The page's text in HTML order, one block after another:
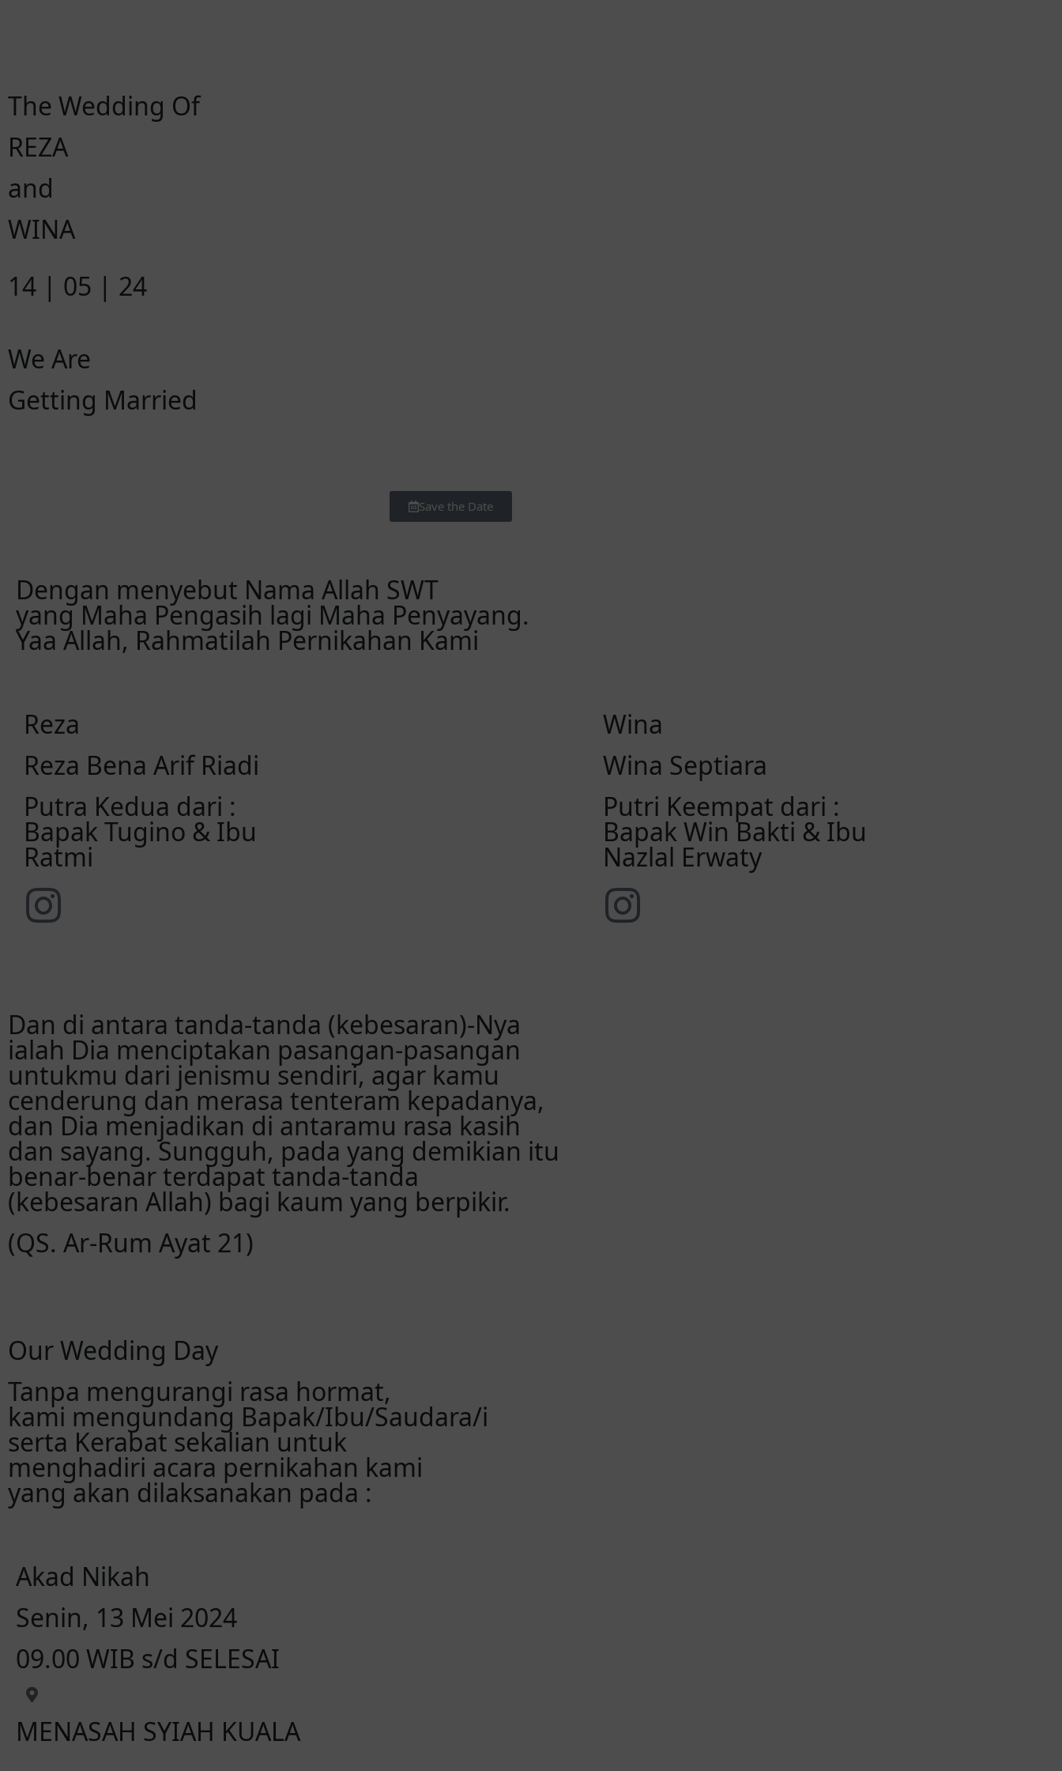
The Wedding Of
REZA
and
WINA
14 | 05 | 24
We Are
Getting Married
Save the Date
Dengan menyebut Nama Allah SWT
yang Maha Pengasih lagi Maha Penyayang.
Yaa Allah, Rahmatilah Pernikahan Kami
Reza
Reza Bena Arif Riadi
Putra Kedua dari :
Bapak Tugino & Ibu
Ratmi
Wina
Wina Septiara
Putri Keempat dari :
Bapak Win Bakti & Ibu
Nazlal Erwaty
Dan di antara tanda-tanda (kebesaran)-Nya
ialah Dia menciptakan pasangan-pasangan
untukmu dari jenismu sendiri, agar kamu
cenderung dan merasa tenteram kepadanya,
dan Dia menjadikan di antaramu rasa kasih
dan sayang. Sungguh, pada yang demikian itu
benar-benar terdapat tanda-tanda
(kebesaran Allah) bagi kaum yang berpikir.
(QS. Ar-Rum Ayat 21)
Our Wedding Day
Tanpa mengurangi rasa hormat,
kami mengundang Bapak/Ibu/Saudara/i
serta Kerabat sekalian untuk
menghadiri acara pernikahan kami
yang akan dilaksanakan pada :
Akad Nikah
Senin, 13 Mei 2024
09.00 WIB s/d SELESAI
MENASAH SYIAH KUALA